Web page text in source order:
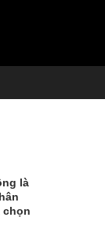
là
chọn